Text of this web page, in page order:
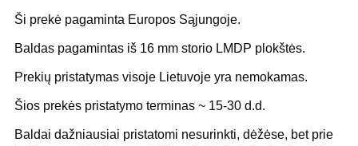
Ši prekė pagaminta Europos Sąjungoje.
Baldas pagamintas iš 16 mm storio LMDP plokštės.
Prekių pristatymas visoje Lietuvoje yra nemokamas.
Šios prekės pristatymo terminas ~ 15-30 d.d.
Baldai dažniausiai pristatomi nesurinkti, dėžėse, bet prie